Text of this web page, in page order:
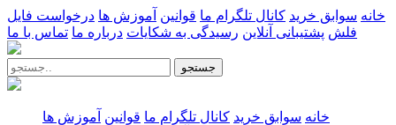
خانه سوابق خرید کانال تلگرام ما قوانین آموزش ها درخواست فایل
فلش پشتیبانی آنلاین رسیدگی به شکایات درباره ما تماس با ما
جستجو
خانه سوابق خرید کانال تلگرام ما قوانین آموزش ها